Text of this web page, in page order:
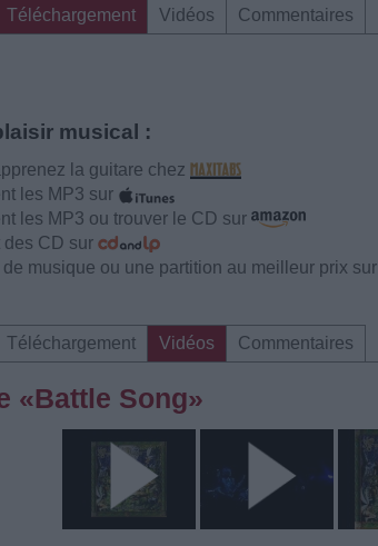
Téléchargement Vidéos Commentaires
musical :
la guitare chez
les MP3 sur
les MP3 ou trouver le CD sur
des CD sur
musique ou une partition au meilleur prix sur
Téléchargement Vidéos Commentaires
«Battle Song»